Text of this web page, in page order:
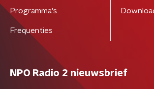
Programma's
Frequenties
NPO Radio 2 nieuwsbrief